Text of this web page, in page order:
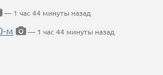
— 1 час 44 минуты назад
м — 1 час 44 минуты назад